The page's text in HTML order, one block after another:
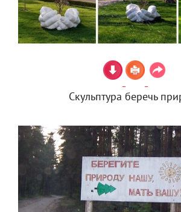
Скульптура беречь